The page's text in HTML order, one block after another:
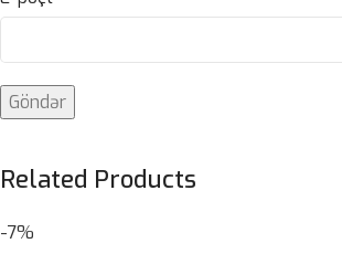
Related Products
-7%